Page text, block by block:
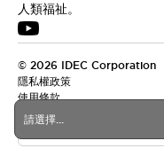
請選擇...
人類福祉。
© 2026 IDEC Corporation
隱私權政策
使用條款
台灣